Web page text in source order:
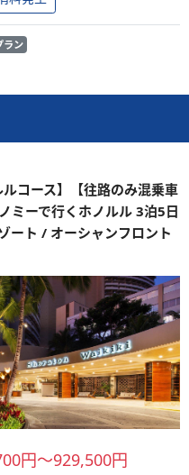
ラン
コース】【往路のみ混乗車
ミーで行くホノルル 3泊5日
ート / オーシャンフロント
円～929,500円